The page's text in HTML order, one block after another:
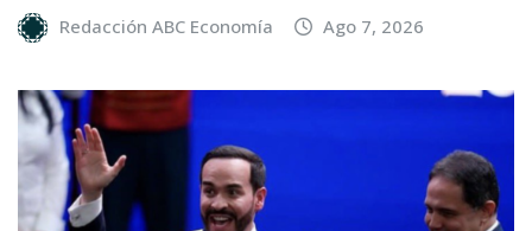
Redacción ABC Economía Ago 7, 2026